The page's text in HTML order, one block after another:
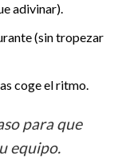
adivinar).
(sin tropezar
coge el ritmo.
para que
equipo.